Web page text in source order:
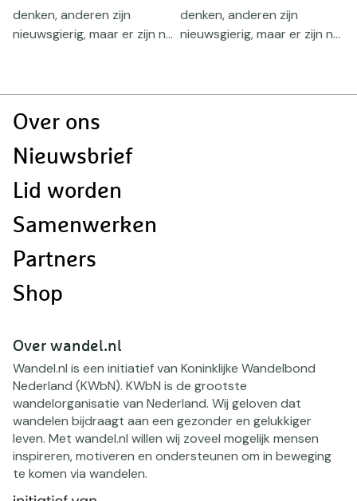
denken, anderen zijn
nieuwsgierig, maar er zijn n...
denken, anderen zijn
nieuwsgierig, maar er zijn n...
Doormat
Over ons
Nieuwsbrief
Lid worden
Samenwerken
Partners
Shop
Over wandel.nl
Wandel.nl is een initiatief van Koninklijke Wandelbond
Nederland (KWbN). KWbN is de grootste
wandelorganisatie van Nederland. Wij geloven dat
wandelen bijdraagt aan een gezonder en gelukkiger
leven. Met wandel.nl willen wij zoveel mogelijk mensen
inspireren, motiveren en ondersteunen om in beweging
te komen via wandelen.